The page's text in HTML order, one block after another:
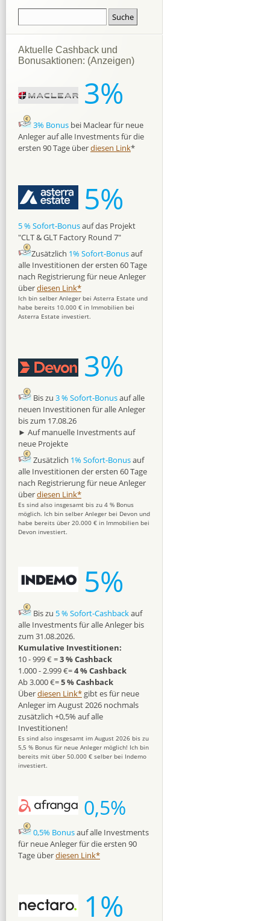
Aktuelle Cashback und
Bonusaktionen: (Anzeigen)
3%
3% Bonus bei Maclear für neue
Anleger auf alle Investments für die
ersten 90 Tage überdiesen Link*
5%
5 % Sofort-Bonusauf das Projekt
"CLT & GLT Factory Round 7"
Zusätzlich 1% Sofort-Bonusauf
alle Investitionen der ersten 60 Tage
nach Registrierung für neue Anleger
überdiesen Link*
Ich bin selber Anleger bei Asterra Estate und
habe bereits 10.000 € in Immobilien bei
Asterra Estate investiert.
3%
Bis zu 3 % Sofort-Bonusauf alle
neuen Investitionen für alle Anleger
bis zum 17.08.26
► Auf manuelle Investments auf
neue Projekte
Zusätzlich 1% Sofort-Bonusauf
alle Investitionen der ersten 60 Tage
nach Registrierung für neue Anleger
überdiesen Link*
Es sind also insgesamt bis zu 4 % Bonus
möglich. Ich bin selber Anleger bei Devon und
habe bereits über 20.000 € in Immobilien bei
Devon investiert.
5%
Bis zu 5 % Sofort-Cashbackauf
alle Investments für alle Anleger bis
zum 31.08.2026.
Kumulative Investitionen:
10 - 999 € =3 % Cashback
1.000 - 2.999 €=4 % Cashback
Ab 3.000 €=5 % Cashback
Überdiesen Link* gibt es für neue
Anleger im August 2026 nochmals
zusätzlich +0,5% auf alle
Investitionen!
Es sind also insgesamt im August 2026 bis zu
5,5 % Bonus für neue Anleger möglich! Ich bin
bereits mit über 50.000 € selber bei Indemo
investiert.
0,5%
0,5% Bonusauf alle Investments
für neue Anleger für die ersten 90
Tage überdiesen Link*
1%